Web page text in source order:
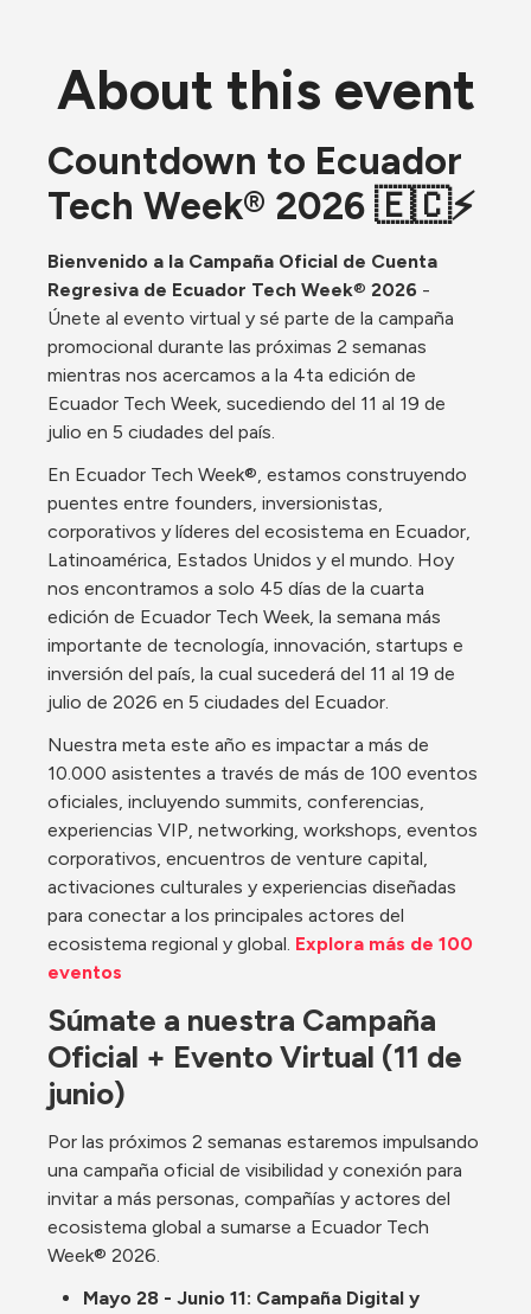
About this event
Countdown to Ecuador
Tech Week® 2026 🇪🇨⚡
Bienvenido a la Campaña Oficial de Cuenta
Regresiva de Ecuador Tech Week® 2026 -
Únete al evento virtual y sé parte de la campaña
promocional durante las próximas 2 semanas
mientras nos acercamos a la 4ta edición de
Ecuador Tech Week, sucediendo del 11 al 19 de
julio en 5 ciudades del país.
En Ecuador Tech Week®, estamos construyendo
puentes entre founders, inversionistas,
corporativos y líderes del ecosistema en Ecuador,
Latinoamérica, Estados Unidos y el mundo. Hoy
nos encontramos a solo 45 días de la cuarta
edición de Ecuador Tech Week, la semana más
importante de tecnología, innovación, startups e
inversión del país, la cual sucederá del 11 al 19 de
julio de 2026 en 5 ciudades del Ecuador.
Nuestra meta este año es impactar a más de
10.000 asistentes a través de más de 100 eventos
oficiales, incluyendo summits, conferencias,
experiencias VIP, networking, workshops, eventos
corporativos, encuentros de venture capital,
activaciones culturales y experiencias diseñadas
para conectar a los principales actores del
ecosistema regional y global. Explora más de 100
eventos
Súmate a nuestra Campaña
Oficial + Evento Virtual (11 de
junio)
Por las próximos 2 semanas estaremos impulsando
una campaña oficial de visibilidad y conexión para
invitar a más personas, compañías y actores del
ecosistema global a sumarse a Ecuador Tech
Week® 2026.
Mayo 28 - Junio 11: Campaña Digital y